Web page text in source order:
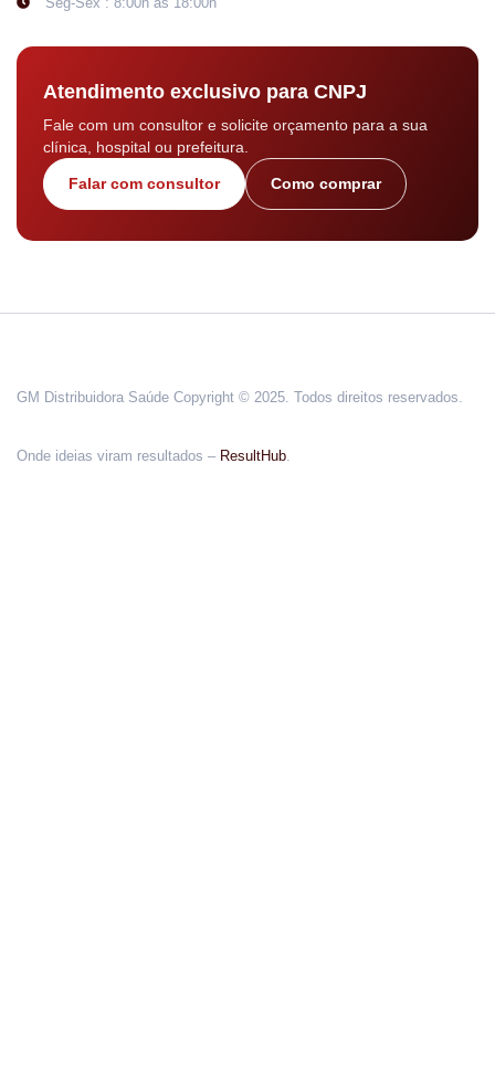
Atendimento exclusivo para CNPJ
Fale com um consultor e solicite orçamento para a sua
clínica, hospital ou prefeitura.
Falar com consultor Como comprar
GM Distribuidora Saúde Copyright © 2025. Todos direitos reservados.
Onde ideias viram resultados – ResultHub.